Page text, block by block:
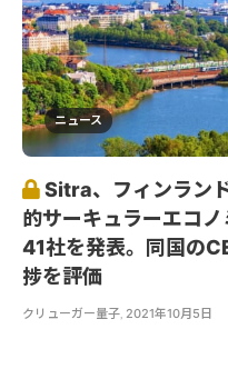
ニュース
Sitra、フィンラン
的サーキュラーエコ
41社を発表。同国の
捗を評価
クリューガー量子 2021年10月5日